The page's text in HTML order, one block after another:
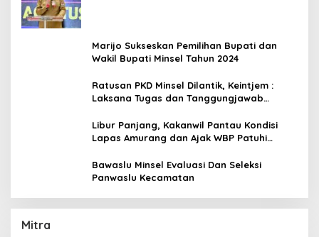
Marijo Sukseskan Pemilihan Bupati dan
Wakil Bupati Minsel Tahun 2024
Ratusan PKD Minsel Dilantik, Keintjem :
Laksana Tugas dan Tanggungjawab
Libur Panjang, Kakanwil Pantau Kondisi
Lapas Amurang dan Ajak WBP Patuhi
Bawaslu Minsel Evaluasi Dan Seleksi
Panwaslu Kecamatan
Mitra